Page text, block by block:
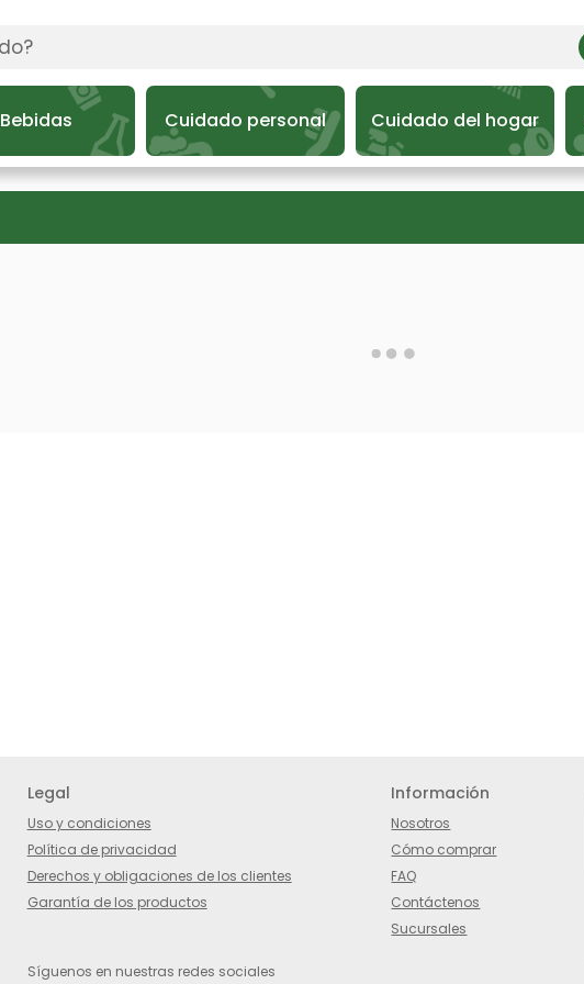
Bebidas Cuidado personal Cuidado del hogar
Legal
Uso y condiciones
Política de privacidad
Derechos y obligaciones de los clientes
Garantía de los productos
Información
Nosotros
Cómo comprar
FAQ
Contáctenos
Sucursales
Síguenos en nuestras redes sociales